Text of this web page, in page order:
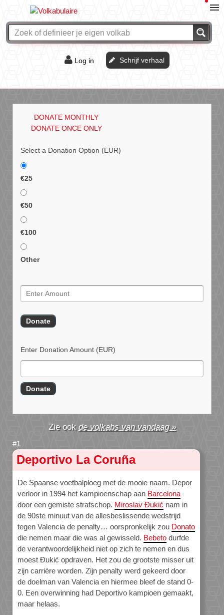
Log in Schrijf verhaal
DONATE MONTHLY
DONATE ONCE ONLY
Select a Donation Option (EUR)
€25
€50
€100
Other
Enter Donation Amount (EUR)
de volkabs van vandaag »
Deportivo La Coruña
De Spaanse voetbalploeg met de mooie naam. Depor
verloor in 1994 het kampioenschap aan Barcelona
door een gemiste strafschop. Miroslav Đukić nam in
de 90ste minuut van de allesbeslissende wedstrijd
tegen Valencia de penalty… oorspronkelijk zou Donato
die nemen maar die was al gewisseld. Bebeto durfde
de verantwoordelijkheid niet op zich te nemen en dus
moest Đukić opdraven. Het zou de grootste misser uit
zijn carrière worden. Zijn penalty werd gekeerd door
de doelman van Valencia en hiermee bleef de stand 0-
0. Een overwinning had Deportivo kampioen gemaakt,
maar helaas.